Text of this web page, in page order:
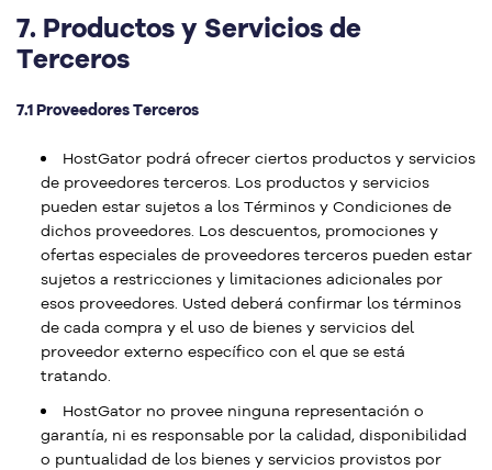
7. Productos y Servicios de
Terceros
7.1 Proveedores Terceros
HostGator podrá ofrecer ciertos productos y servicios
de proveedores terceros. Los productos y servicios
pueden estar sujetos a los Términos y Condiciones de
dichos proveedores. Los descuentos, promociones y
ofertas especiales de proveedores terceros pueden estar
sujetos a restricciones y limitaciones adicionales por
esos proveedores. Usted deberá confirmar los términos
de cada compra y el uso de bienes y servicios del
proveedor externo específico con el que se está
tratando.
HostGator no provee ninguna representación o
garantía, ni es responsable por la calidad, disponibilidad
o puntualidad de los bienes y servicios provistos por